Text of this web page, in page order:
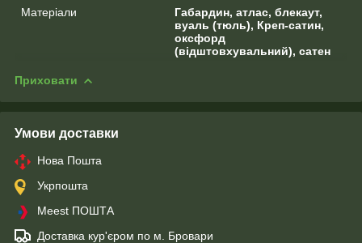
Матеріали
Габардин, атлас, блекаут,
вуаль (тюль), Креп-сатин,
оксфорд
(відштовхувальний), сатен
Приховати
Умови доставки
Нова Пошта
Укрпошта
Meest ПОШТА
Доставка кур'єром по м. Бровари